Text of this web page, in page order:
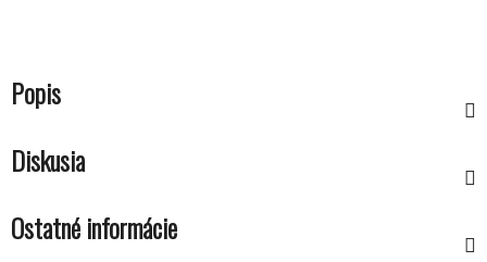
Popis
Diskusia
Ostatné informácie